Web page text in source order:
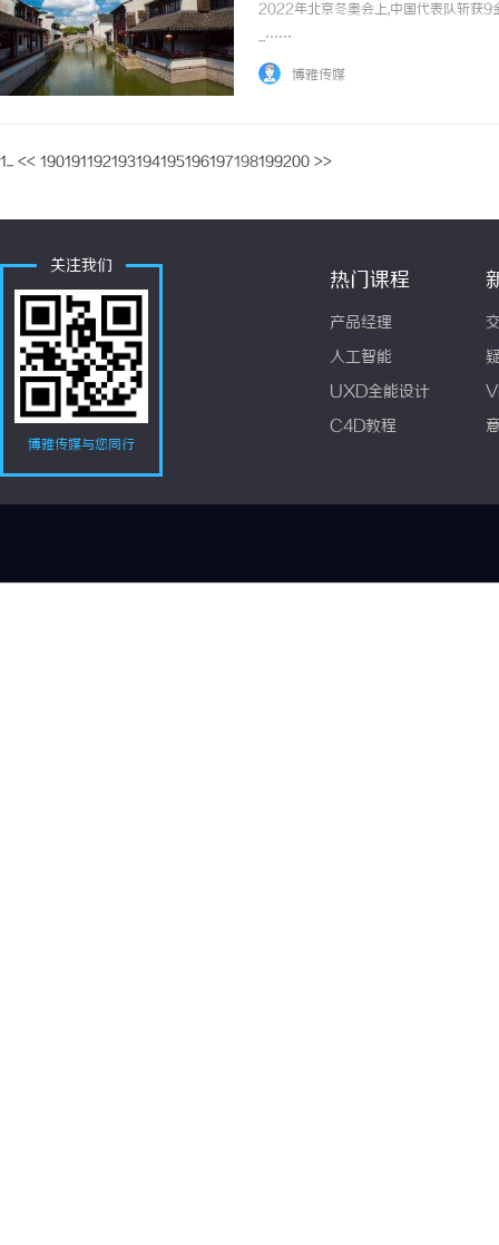
2022年北京冬奥会上,中国代表队斩获9
...……
博雅传媒
1... << 190191192193194195196197198199200 >>
关注我们
博雅传媒与您同行
热门课程
产品经理
人工智能
UXD全能设计
C4D教程